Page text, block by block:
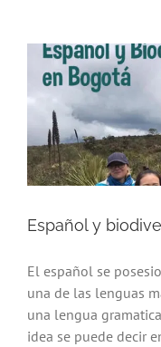
Español y
El español se
una de las lenguas
una lengua
idea se puede decir